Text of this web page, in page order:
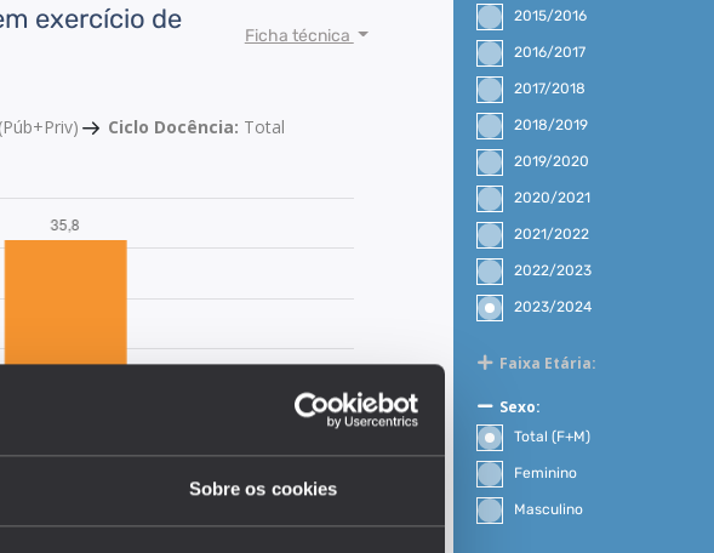
Sobre os cookies
exercício de
Ficha técnica
Ciclo Docência: Total
2015/2016
2016/2017
2017/2018
2018/2019
2019/2020
2020/2021
2021/2022
2022/2023
2023/2024
Faixa Etária:
Sexo:
Total (F+M)
Feminino
Masculino